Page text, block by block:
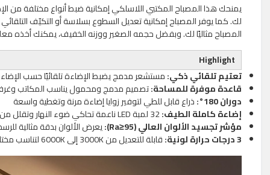
يمنحك هذا المصباح المكتبي اللاسلكي إمكانية ضبط أنواع مختلفة من
لك. كما يوفر المصباح إمكانية تعديل السطوع بسلاسة أو التكيّف
المصباح مثاليًا لك. وبفضل حجمه الصغير ووزنه الخفيف، يمكنك أخذه معك إلى أي مكان. يتم شحنه خلال 3 ساعات فقط، ويعمل لمدة تصل إلى 3
Highlight
تعتيم تلقائي ذكي:مستشعر مدمج يضبط الإضاءة تلقائيًا حسب
قاعدة موفرة للمساحة:تصميم مدمج ومحمول يناسب المكاتب وغرف
دوران 180°:
ذراع قابل للطي لتوفير زوايا إضاءة مرنة وتغطية واسعة
إضاءة كاملة الطيف:
مؤشر تجسيد الألوان العالي (Ra≥95):
يعرض الألوان بدقة مثالية
3 درجات حرارة لونية:
قابلة للتعديل من 3000K إلى 6000K لتناسب مختلف الأجواء والمهام